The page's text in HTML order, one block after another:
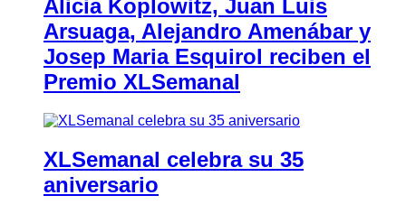
Alicia Koplowitz, Juan Luis
Arsuaga, Alejandro Amenábar y
Josep Maria Esquirol reciben el
Premio XLSemanal
XLSemanal celebra su 35
aniversario